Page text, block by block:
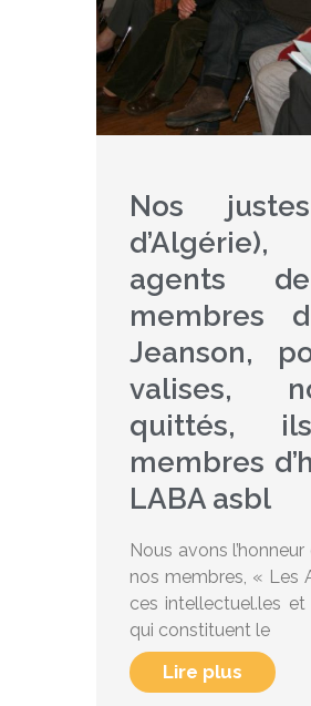
Nos
agents
membres
Jeanson,
valises,
quittés,
membres
LABA asbl
Nous avons
nos membres, « Les
ces intellectuel.les et
qui constituent le
Lire plus